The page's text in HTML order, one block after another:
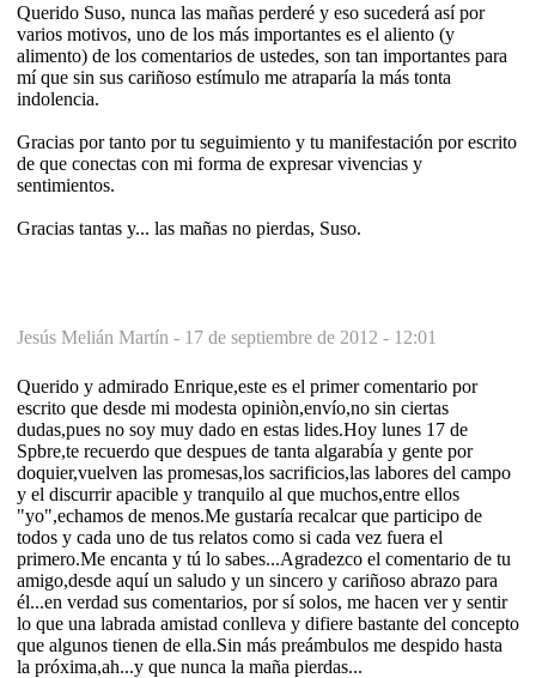
Querido Suso, nunca las mañas perderé y eso sucederá así por
varios motivos, uno de los más importantes es el aliento (y
alimento) de los comentarios de ustedes, son tan importantes para
mí que sin sus cariñoso estímulo me atraparía la más tonta
indolencia.
Gracias por tanto por tu seguimiento y tu manifestación por escrito
de que conectas con mi forma de expresar vivencias y
sentimientos.
Gracias tantas y... las mañas no pierdas, Suso.
Jesús Melián Martín - 17 de septiembre de 2012 - 12:01
Querido y admirado Enrique,este es el primer comentario por
escrito que desde mi modesta opiniòn,envío,no sin ciertas
dudas,pues no soy muy dado en estas lides.Hoy lunes 17 de
Spbre,te recuerdo que despues de tanta algarabía y gente por
doquier,vuelven las promesas,los sacrificios,las labores del campo
y el discurrir apacible y tranquilo al que muchos,entre ellos
"yo",echamos de menos.Me gustaría recalcar que participo de
todos y cada uno de tus relatos como si cada vez fuera el
primero.Me encanta y tú lo sabes...Agradezco el comentario de tu
amigo,desde aquí un saludo y un sincero y cariñoso abrazo para
él...en verdad sus comentarios, por sí solos, me hacen ver y sentir
lo que una labrada amistad conlleva y difiere bastante del concepto
que algunos tienen de ella.Sin más preámbulos me despido hasta
la próxima,ah...y que nunca la maña pierdas...